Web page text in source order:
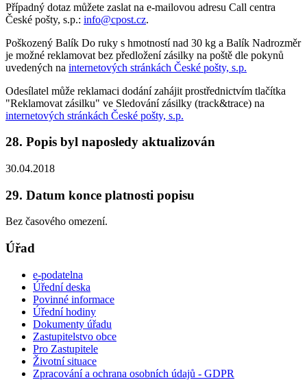
Případný dotaz můžete zaslat na e-mailovou adresu Call centra
České pošty, s.p.: info@cpost.cz.
Poškozený Balík Do ruky s hmotností nad 30 kg a Balík Nadrozměr
je možné reklamovat bez předložení zásilky na poště dle pokynů
uvedených na internetových stránkách České pošty, s.p.
Odesílatel může reklamaci dodání zahájit prostřednictvím tlačítka
"Reklamovat zásilku" ve Sledování zásilky (track&trace) na
internetových stránkách České pošty, s.p.
28. Popis byl naposledy aktualizován
30.04.2018
29. Datum konce platnosti popisu
Bez časového omezení.
Úřad
e-podatelna
Úřední deska
Povinné informace
Úřední hodiny
Dokumenty úřadu
Zastupitelstvo obce
Pro Zastupitele
Životní situace
Zpracování a ochrana osobních údajů - GDPR